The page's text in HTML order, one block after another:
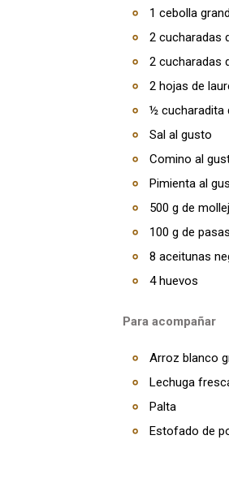
1 cebolla
2 cucharadas
2 cucharadas
2 hojas de
½ cucharadita
Sal al gusto
Comino al
Pimienta al
500 g de
100 g de pasas
8 aceitunas
4 huevos
Para acompañar
Arroz blanco
Lechuga
Palta
Estofado de